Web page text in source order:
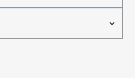
poduszki dekoracyjne w
plecy, mebel obito tkaniną
szarobeżowym, Amon to